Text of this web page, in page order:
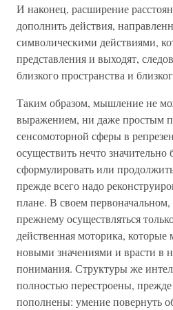
И наконец, расширение
дополнить действия,
символическими действиями,
представления и выходят,
близкого пространства и
Таким образом, мышление не
выражением, ни даже простым
сенсомоторной сферы в
осуществить нечто
сформулировать или
прежде всего надо
плане. В своем
прежнему осуществляться
действенная моторика, которые
новыми значениями и врасти в
понимания. Структуры же
полностью перестроены,
пополнены: умение повернуть